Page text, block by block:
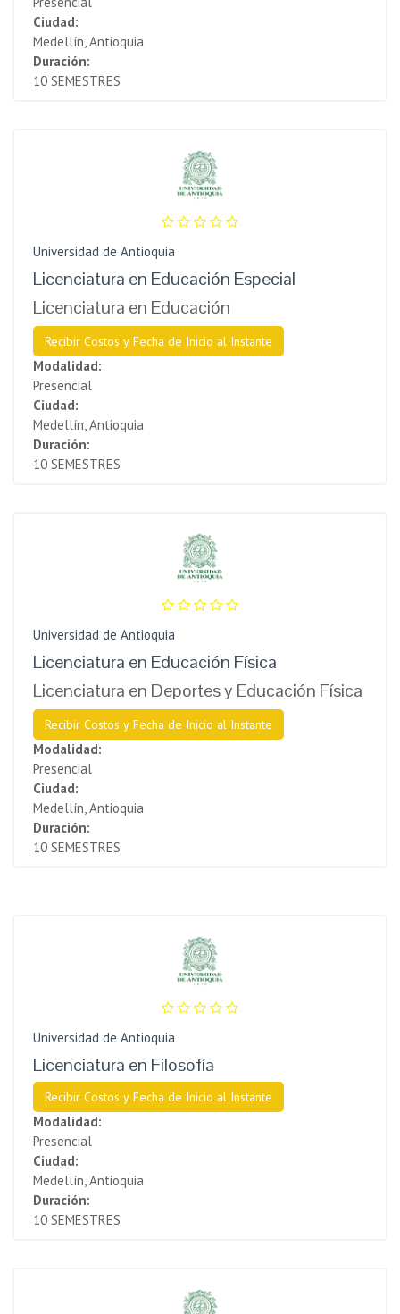
Ciudad:
Medellín, Antioquia
Duración:
10 SEMESTRES
Universidad de Antioquia
Licenciatura en Educación Especial
Licenciatura en Educación
Recibir Costos y Fecha de Inicio al Instante
Modalidad:
Presencial
Ciudad:
Medellín, Antioquia
Duración:
10 SEMESTRES
Universidad de Antioquia
Licenciatura en Educación Física
Licenciatura en Deportes y Educación Física
Recibir Costos y Fecha de Inicio al Instante
Modalidad:
Presencial
Ciudad:
Medellín, Antioquia
Duración:
10 SEMESTRES
Universidad de Antioquia
Licenciatura en Filosofía
Recibir Costos y Fecha de Inicio al Instante
Modalidad:
Presencial
Ciudad:
Medellín, Antioquia
Duración:
10 SEMESTRES